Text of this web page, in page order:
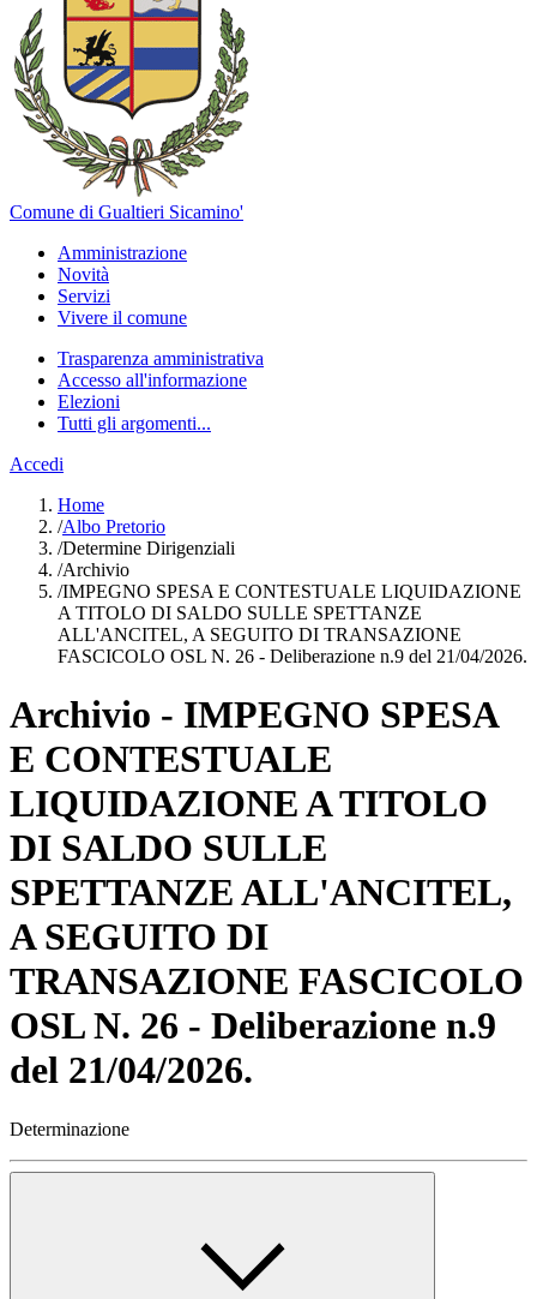
Comune di Gualtieri Sicamino'
Amministrazione
Novità
Servizi
Vivere il comune
Trasparenza amministrativa
Accesso all'informazione
Elezioni
Tutti gli argomenti...
Accedi
Home
/Albo Pretorio
/Determine Dirigenziali
/Archivio
/IMPEGNO SPESA E CONTESTUALE LIQUIDAZIONE
A TITOLO DI SALDO SULLE SPETTANZE
ALL'ANCITEL, A SEGUITO DI TRANSAZIONE
FASCICOLO OSL N. 26 - Deliberazione n.9 del 21/04/2026.
Archivio - IMPEGNO SPESA
E CONTESTUALE
LIQUIDAZIONE A TITOLO
DI SALDO SULLE
SPETTANZE ALL'ANCITEL,
A SEGUITO DI
TRANSAZIONE FASCICOLO
OSL N. 26 - Deliberazione n.9
del 21/04/2026.
Determinazione